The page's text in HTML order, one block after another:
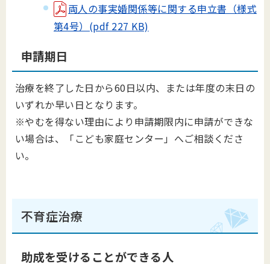
両人の事実婚関係等に関する申立書（様式
第4号）(pdf 227 KB)
申請期日
治療を終了した日から60日以内、または年度の末日の
いずれか早い日となります。
※やむを得ない理由により申請期限内に申請ができな
い場合は、「こども家庭センター」へご相談くださ
い。
不育症治療
助成を受けることができる人